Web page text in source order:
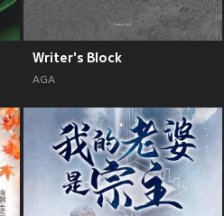
Writer's Block
AGA